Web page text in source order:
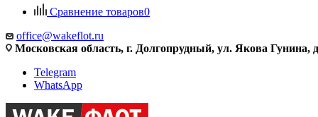
Сравнение товаров0
office@wakeflot.ru
Московская область, г. Долгопрудный, ул. Якова Гунина,
Telegram
WhatsApp